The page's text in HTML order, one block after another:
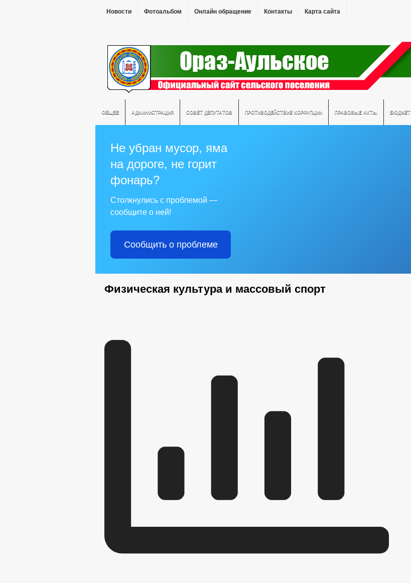
Новости Фотоальбом Онлайн обращение Контакты Карта сайта
ОБЩЕЕ АДМИНИСТРАЦИЯ СОВЕТ ДЕПУТАТОВ ПРОТИВОДЕЙСТВИЕ КОРРУПЦИИ ПРАВОВЫЕ АКТЫ БЮДЖЕТ
Не убран мусор, яма
на дороге, не горит
фонарь?
Столкнулись с проблемой —
сообщите о ней!
Сообщить о проблеме
Физическая культура и массовый спорт